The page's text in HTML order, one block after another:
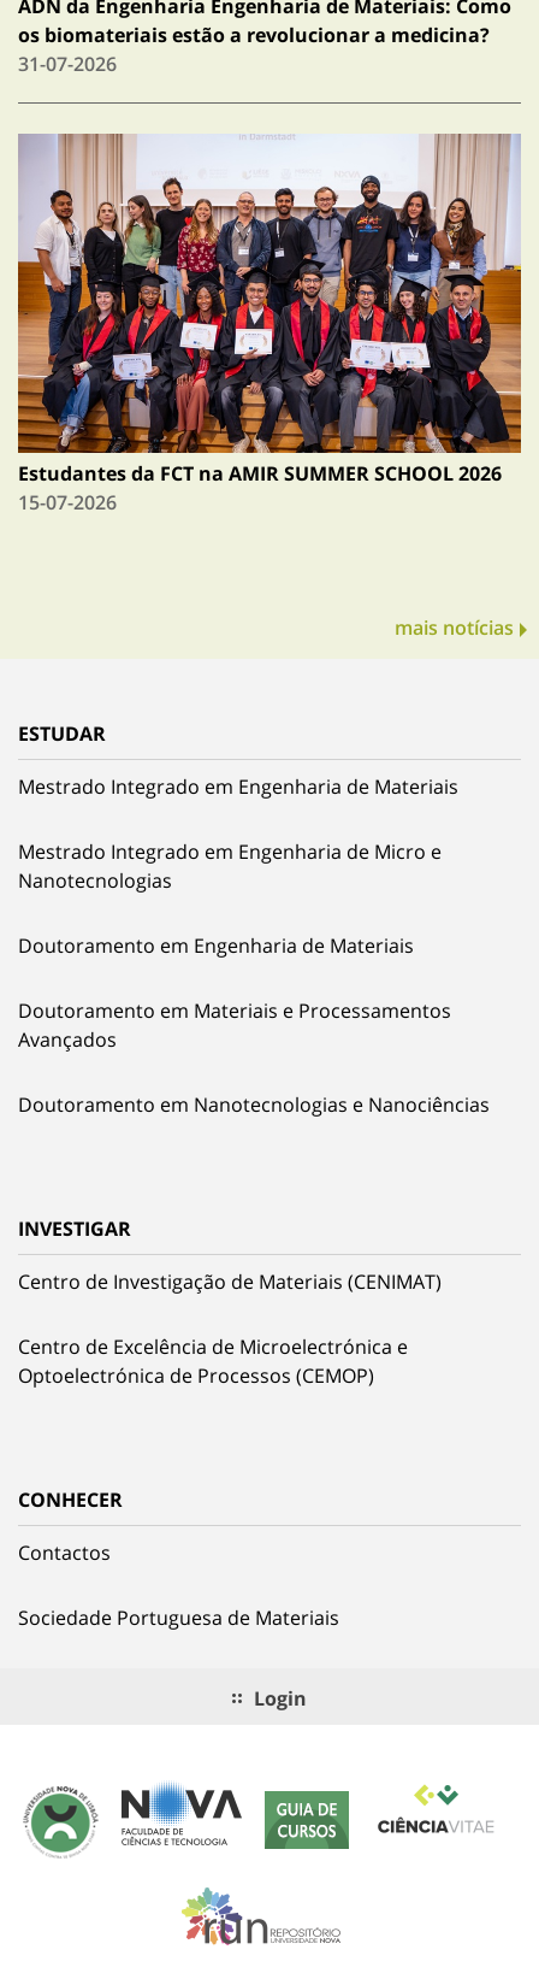
ADN da Engenharia Engenharia de Materiais: Como
os biomateriais estão a revolucionar a medicina?
31-07-2026
Estudantes da FCT na AMIR SUMMER SCHOOL 2026
15-07-2026
mais notícias
ESTUDAR
Mestrado Integrado em Engenharia de Materiais
Mestrado Integrado em Engenharia de Micro e
Nanotecnologias
Doutoramento em Engenharia de Materiais
Doutoramento em Materiais e Processamentos
Avançados
Doutoramento em Nanotecnologias e Nanociências
INVESTIGAR
Centro de Investigação de Materiais (CENIMAT)
Centro de Excelência de Microelectrónica e
Optoelectrónica de Processos (CEMOP)
CONHECER
Contactos
Sociedade Portuguesa de Materiais
Login